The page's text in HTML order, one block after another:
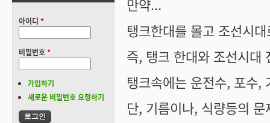
만약...
탱크한대를 몰고 조선시
즉, 탱크 한대와 조선시대
탱크속에는 운전수, 포수,
단, 기름이나, 식량등의
아이디 *
비밀번호*
가입하기
새로운 비밀번호 요청하기